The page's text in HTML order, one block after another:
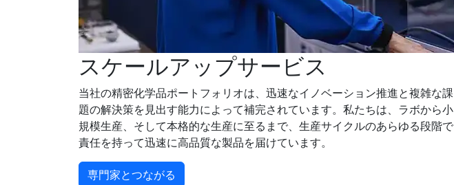
スケールアップサービス
当社の精密化学品ポートフォリオは、迅速なイノベーション推進と複雑な課
題の解決策を見出す能力によって補完されています。私たちは、ラボから小
規模生産、そして本格的な生産に至るまで、生産サイクルのあらゆる段階で
責任を持って迅速に高品質な製品を届けています。
専門家とつながる